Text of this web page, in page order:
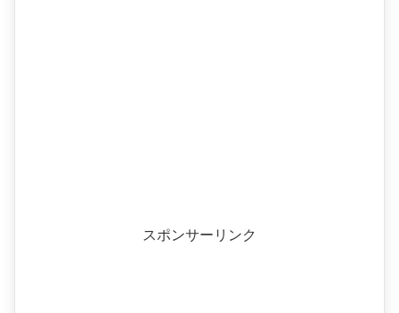
スポンサーリンク